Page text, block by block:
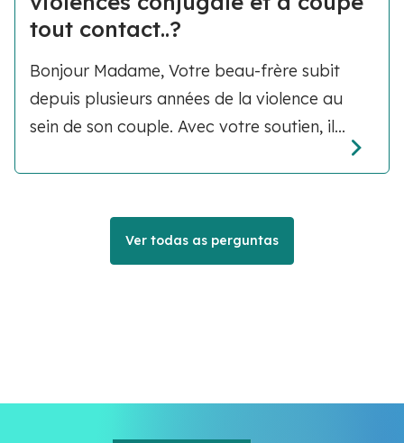
tout contact..?
Bonjour Madame, Votre beau-frère subit
depuis plusieurs années de la violence au
sein de son couple. Avec votre soutien, il...
Ver todas as perguntas